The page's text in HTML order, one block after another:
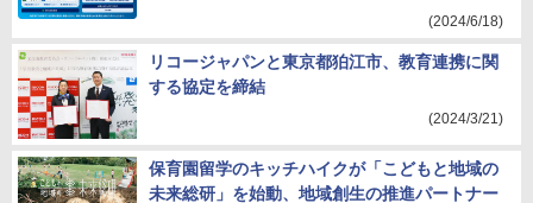
(2024/6/18)
リコージャパンと東京都狛江市、教育連携に関
する協定を締結
(2024/3/21)
保育園留学のキッチハイクが「こどもと地域の
未来総研」を始動、地域創生の推進パートナー